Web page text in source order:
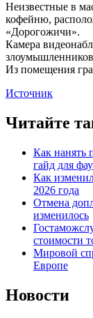
Неизвестные в
кофейню,
«Дорогожичи».
Камера
Из помещения
Источник
Читайте
Как нанять
гайд для
Как
2026 года
Отмена
изменилось
стоимости
Мировой
Европе
Новости